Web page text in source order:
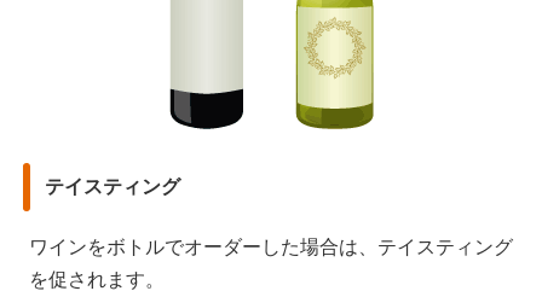
テイスティング
ワインをボトルでオーダーした場合は、テイスティング
を促されます。